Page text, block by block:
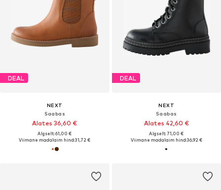
DEAL
NEXT
Saabas
Alates 36,60 €
Algselt: 61,00 €
Viimane madalaim hind:31,72 €
DEAL
NEXT
Saabas
Alates 42,60 €
Algselt: 71,00 €
Viimane madalaim hind:36,92 €